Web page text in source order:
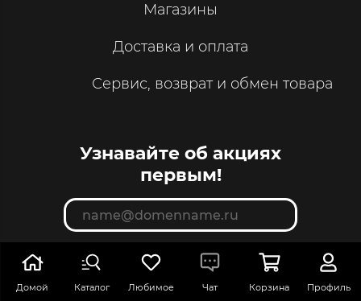
Домой Каталог Любимое Чат Корзина Профиль
Магазины
Доставка и оплата
Сервис, возврат и обмен товара
Узнавайте об акциях
первым!
подписаться